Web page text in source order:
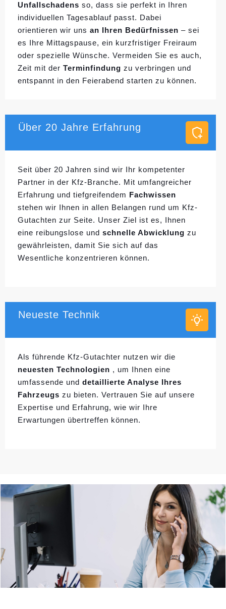
Unfallschadens so, dass sie perfekt in Ihren
individuellen Tagesablauf passt. Dabei
orientieren wir uns an Ihren Bedürfnissen – sei
es Ihre Mittagspause, ein kurzfristiger Freiraum
oder spezielle Wünsche. Vermeiden Sie es auch,
Zeit mit der Terminfindung zu verbringen und
entspannt in den Feierabend starten zu können.
Über 20 Jahre Erfahrung
Seit über 20 Jahren sind wir Ihr kompetenter
Partner in der Kfz-Branche. Mit umfangreicher
Erfahrung und tiefgreifendem Fachwissen
stehen wir Ihnen in allen Belangen rund um Kfz-
Gutachten zur Seite. Unser Ziel ist es, Ihnen
eine reibungslose und schnelle Abwicklung zu
gewährleisten, damit Sie sich auf das
Wesentliche konzentrieren können.
Neueste Technik
Als führende Kfz-Gutachter nutzen wir die
neuesten Technologien , um Ihnen eine
umfassende und detaillierte Analyse Ihres
Fahrzeugs zu bieten. Vertrauen Sie auf unsere
Expertise und Erfahrung, wie wir Ihre
Erwartungen übertreffen können.